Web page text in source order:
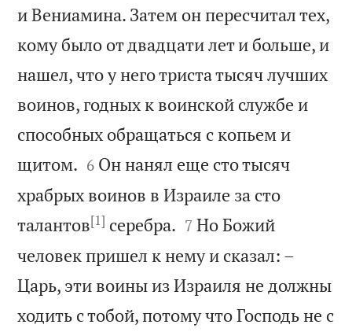
и Вениамина. Затем он пересчитал тех,
кому было от двадцати лет и больше, и
нашел, что у него триста тысяч лучших
воинов, годных к воинской службе и
способных обращаться с копьем и
щитом. 

6 Он нанял еще сто тысяч
храбрых воинов в Израиле за сто
талантов[1] серебра. 

7 Но Божий
человек пришел к нему и сказал: –
Царь, эти воины из Израиля не должны
ходить с тобой, потому что Господь не с